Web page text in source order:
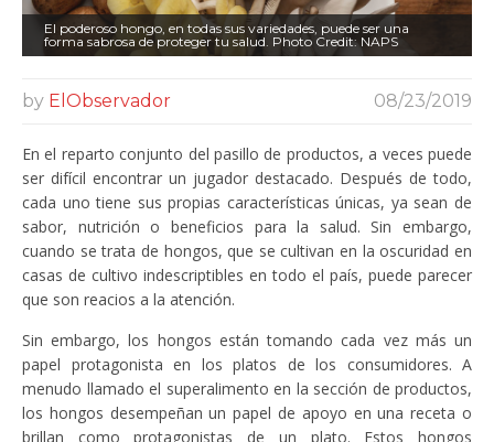
El poderoso hongo, en todas sus variedades, puede ser una
forma sabrosa de proteger tu salud. Photo Credit: NAPS
by ElObservador 08/23/2019
En el reparto conjunto del pasillo de productos, a veces puede
ser difícil encontrar un jugador destacado. Después de todo,
cada uno tiene sus propias características únicas, ya sean de
sabor, nutrición o beneficios para la salud. Sin embargo,
cuando se trata de hongos, que se cultivan en la oscuridad en
casas de cultivo indescriptibles en todo el país, puede parecer
que son reacios a la atención.
Sin embargo, los hongos están tomando cada vez más un
papel protagonista en los platos de los consumidores. A
menudo llamado el superalimento en la sección de productos,
los hongos desempeñan un papel de apoyo en una receta o
brillan como protagonistas de un plato. Estos hongos